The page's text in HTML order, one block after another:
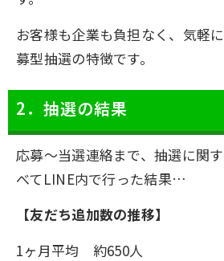
お客様も企業も負担なく、気軽
募型抽選の特徴です。
2．抽選の結果
応募～当選連絡まで、抽選に関
べてLINE内で行った結果…
【友だち追加数の推移】
1ヶ月平均 約650人